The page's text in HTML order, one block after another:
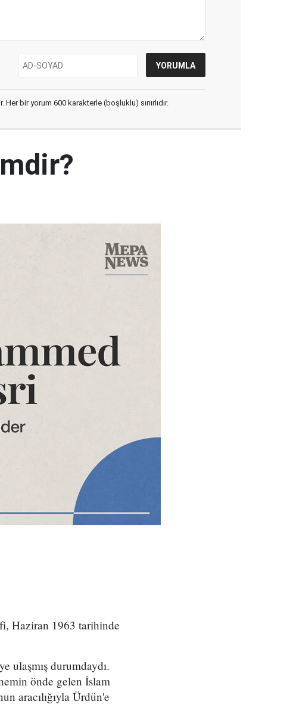
bir yorum 600 karakterle (boşluklu) sınırlıdır.
Haziran 1963 tarihinde
ulaşmış durumdaydı.
önde gelen İslam
aracılığıyla Ürdün'e